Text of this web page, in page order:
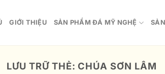
GIỚI THIỆU SẢN PHẨM ĐÁ MỸ NGHỆ
LƯU TRỮ THẺ: CHÚA SƠN LÂM